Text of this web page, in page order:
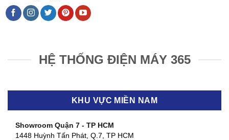
HỆ THỐNG ĐIỆN MÁY 365
KHU VỰC MIỀN NAM
Showroom Quận 7 - TP HCM
1448 Huỳnh Tấn Phát, Q.7, TP HCM